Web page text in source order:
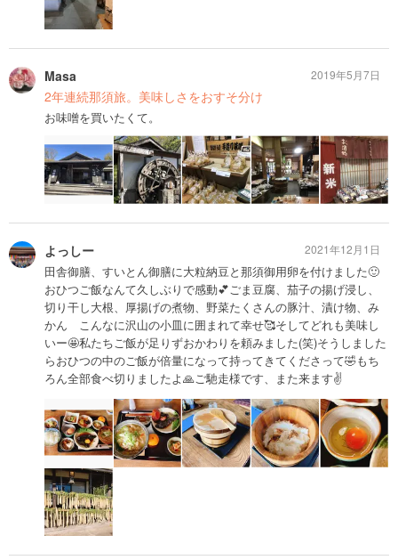
Masa
2年連続那須旅。美味しさをおすそ分け
お味噌を買いたくて。
2019年5月7日
よっしー
田舎御膳、すいとん御膳に大粒納豆と那須御用卵を付けました🙂
おひつご飯なんて久しぶりで感動💕ごま豆腐、茄子の揚げ浸し、
切り干し大根、厚揚げの煮物、野菜たくさんの豚汁、漬け物、み
かん こんなに沢山の小皿に囲まれて幸せ🥰そしてどれも美味し
いー🤩私たちご飯が足りずおかわりを頼みました(笑)そうしました
らおひつの中のご飯が倍量になって持ってきてくださって🤣もち
ろん全部食べ切りましたよ🙏ご馳走様です、また来ます✌️
2021年12月1日